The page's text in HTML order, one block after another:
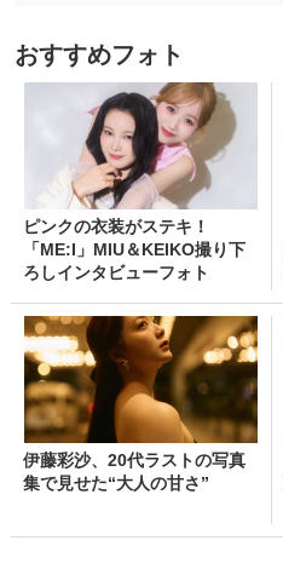
おすすめフォト
ピンクの衣装がステキ！
「ME:I」MIU＆KEIKO撮り下
ろしインタビューフォト
伊藤彩沙、20代ラストの写真
集で見せた“大人の甘さ”